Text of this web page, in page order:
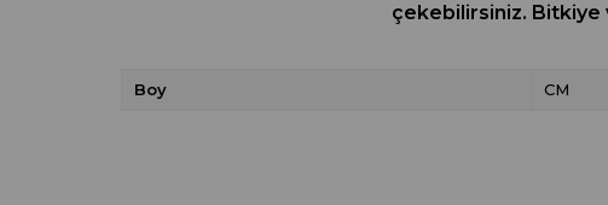
çekebilirsiniz. Bitkiye
Boy CM